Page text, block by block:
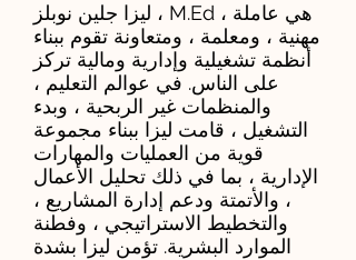
ليزا جلين نوبلز ، M.Ed ، هي عاملة
مهنية ، ومعلمة ، ومتعاونة تقوم ببناء
أنظمة تشغيلية وإدارية ومالية تركز
على الناس. في عوالم التعليم ،
والمنظمات غير الربحية ، وبدء
التشغيل ، قامت ليزا ببناء مجموعة
قوية من العمليات والمهارات
الإدارية ، بما في ذلك تحليل الأعمال
، والأتمتة ودعم إدارة المشاريع ،
والتخطيط الاستراتيجي ، وفطنة
الموارد البشرية. تؤمن ليزا بشدة